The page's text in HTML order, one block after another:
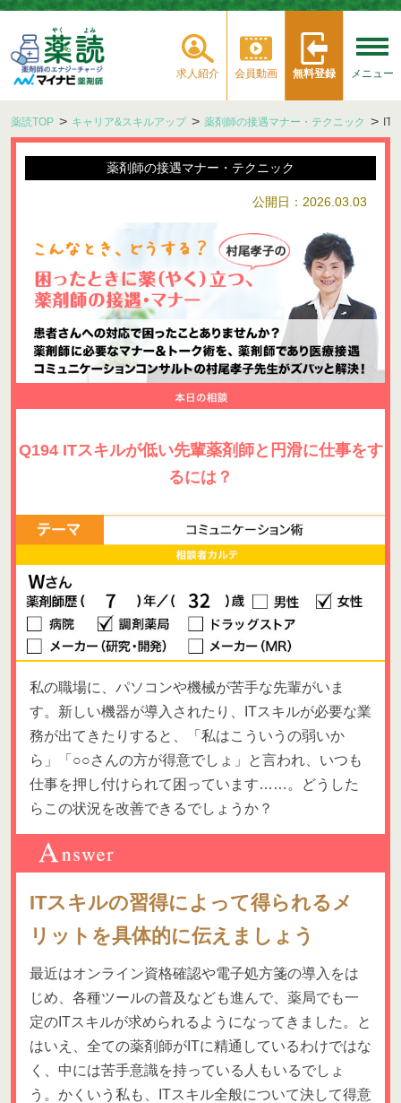
求人紹介 会員動画 無料登録 メニュー
薬読TOP キャリア&スキルアップ 薬剤師の接遇マナー・テクニック IT
薬剤師の接遇マナー・テクニック
公開日：2026.03.03
Q194 ITスキルが低い先輩薬剤師と円滑に仕事をす
るには？
私の職場に、パソコンや機械が苦手な先輩がいま
す。新しい機器が導入されたり、ITスキルが必要な業
務が出てきたりすると、「私はこういうの弱いか
ら」「○○さんの方が得意でしょ」と言われ、いつも
仕事を押し付けられて困っています……。どうした
らこの状況を改善できるでしょうか？
ITスキルの習得によって得られるメ
リットを具体的に伝えましょう
最近はオンライン資格確認や電子処方箋の導入をは
じめ、各種ツールの普及なども進んで、薬局でも一
定のITスキルが求められるようになってきました。と
はいえ、全ての薬剤師がITに精通しているわけではな
く、中には苦手意識を持っている人もいるでしょ
う。かくいう私も、ITスキル全般について決して得意